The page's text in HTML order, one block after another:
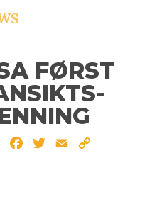
FØRST
FacebookTwitterEmail